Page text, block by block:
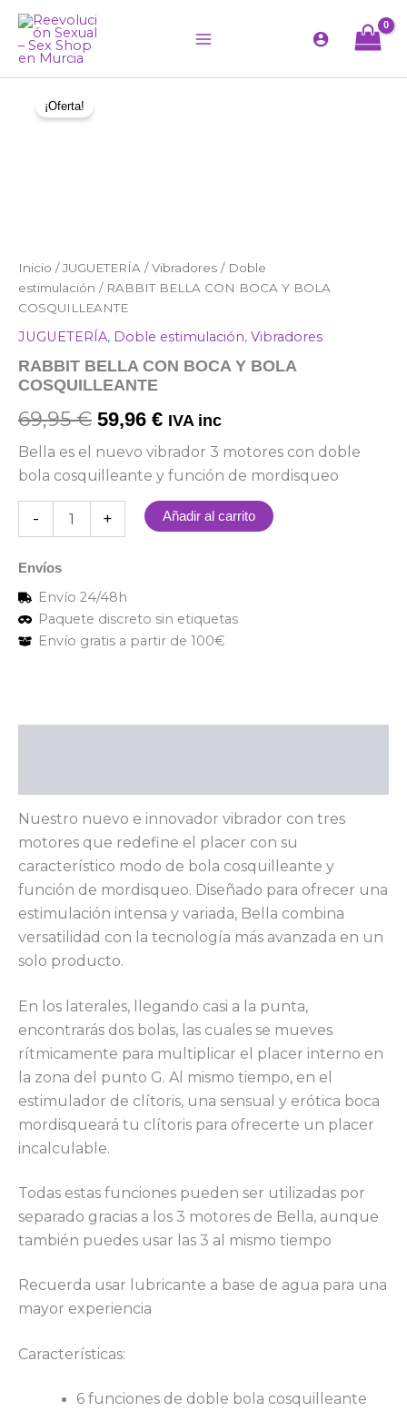
contenido
¡Oferta!
Inicio /JUGUETERÍA /Vibradores / Doble
estimulación / RABBIT BELLA CON BOCA Y BOLA
COSQUILLEANTE
JUGUETERÍA, Doble estimulación, Vibradores
RABBIT BELLA CON BOCA Y BOLA
COSQUILLEANTE
69,95€
El
precio
original
era:
59,96 €
El
actual
es:
IVA inc
Bella es el nuevo vibrador 3 motores con doble
bola cosquilleante y función de mordisqueo
-
RABBIT
BELLA
CON
Y
BOLA
COSQUILLEANTE
cantidad
+ Añadir al carrito
Envíos
Envío 24/48h
Paquete discreto sin etiquetas
Envío gratis a partir de 100€
Nuestro nuevo e innovador vibrador con tres
motores que redefine el placer con su
característico modo de bola cosquilleante y
función de mordisqueo. Diseñado para ofrecer una
estimulación intensa y variada, Bella combina
versatilidad con la tecnología más avanzada en un
solo producto.
En los laterales, llegando casi a la punta,
encontrarás dos bolas, las cuales se mueves
rítmicamente para multiplicar el placer interno en
la zona del punto G. Al mismo tiempo, en el
estimulador de clítoris, una sensual y erótica boca
mordisqueará tu clítoris para ofrecerte un placer
incalculable.
Todas estas funciones pueden ser utilizadas por
separado gracias a los 3 motores de Bella, aunque
también puedes usar las 3 al mismo tiempo
Recuerda usar lubricante a base de agua para una
mayor experiencia
Características:
6 funciones de doble bola cosquilleante